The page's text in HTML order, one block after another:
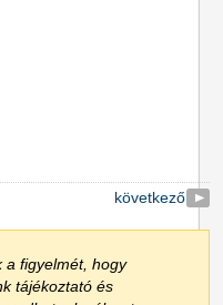
következő
a figyelmét, hogy
tájékoztató és